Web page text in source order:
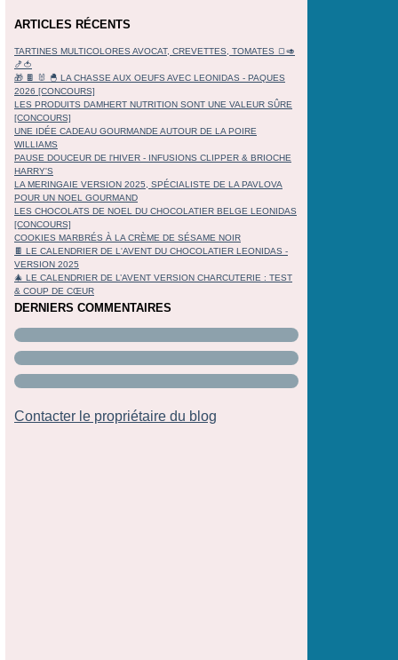
ARTICLES RÉCENTS
TARTINES MULTICOLORES AVOCAT, CREVETTES, TOMATES 🍞🥑
🍤🍅
🎁 🍫 🐰 🐣 LA CHASSE AUX OEUFS AVEC LEONIDAS - PAQUES
2026 [CONCOURS]
LES PRODUITS DAMHERT NUTRITION SONT UNE VALEUR SÛRE
[CONCOURS]
UNE IDÉE CADEAU GOURMANDE AUTOUR DE LA POIRE
WILLIAMS
PAUSE DOUCEUR DE l'HIVER - INFUSIONS CLIPPER & BRIOCHE
HARRY'S
LA MERINGAIE VERSION 2025, SPÉCIALISTE DE LA PAVLOVA
POUR UN NOEL GOURMAND
LES CHOCOLATS DE NOEL DU CHOCOLATIER BELGE LEONIDAS
[CONCOURS]
COOKIES MARBRÉS À LA CRÈME DE SÉSAME NOIR
🍫 LE CALENDRIER DE L'AVENT DU CHOCOLATIER LEONIDAS -
VERSION 2025
🎄 LE CALENDRIER DE L’AVENT VERSION CHARCUTERIE : TEST
& COUP DE CŒUR
DERNIERS COMMENTAIRES
Contacter le propriétaire du blog